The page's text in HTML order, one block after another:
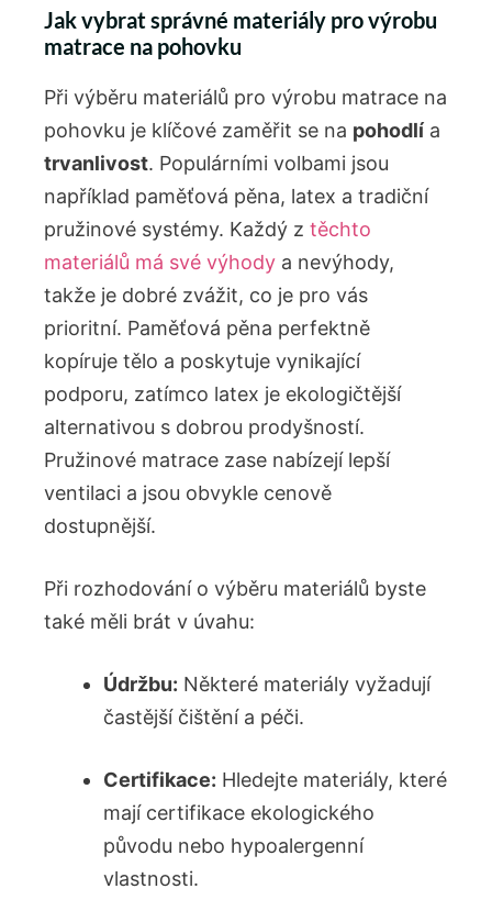
Jak vybrat správné materiály pro výrobu
matrace na pohovku
Při výběru materiálů pro výrobu matrace na
pohovku je klíčové zaměřit se na pohodlí a
trvanlivost. Populárními volbami jsou
například paměťová pěna, latex a tradiční
pružinové systémy. Každý z těchto
materiálů má své výhody a nevýhody,
takže je dobré zvážit, co je pro vás
prioritní. Paměťová pěna perfektně
kopíruje tělo a poskytuje vynikající
podporu, zatímco latex je ekologičtější
alternativou s dobrou prodyšností.
Pružinové matrace zase nabízejí lepší
ventilaci a jsou obvykle cenově
dostupnější.
Při rozhodování o výběru materiálů byste
také měli brát v úvahu:
Údržbu: Některé materiály vyžadují
častější čištění a péči.
Certifikace: Hledejte materiály, které
mají certifikace ekologického
původu nebo hypoalergenní
vlastnosti.